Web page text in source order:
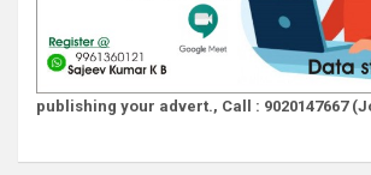
publishing your advert., Call : 9020147667